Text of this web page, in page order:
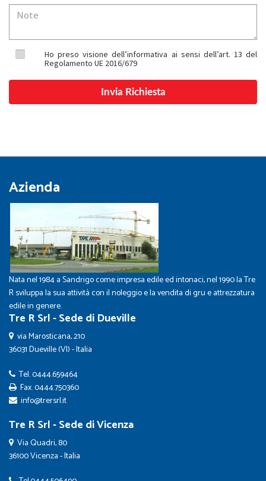
Ho preso visione dell’informativa ai sensi dell’art. 13 del
Regolamento UE 2016/679
Azienda
Nata nel 1984 a Sandrigo come impresa edile ed intonaci, nel 1990 la Tre
R sviluppa la sua attività con il noleggio e la vendita di gru e attrezzatura
edile in genere.
Tre R Srl - Sede di Dueville
via Marosticana, 210
36031 Dueville (VI) - Italia
Tel.0444.659464
Fax. 0444.750360
info@trersrl.it
Tre R Srl - Sede di Vicenza
Via Quadri, 80
36100 Vicenza - Italia